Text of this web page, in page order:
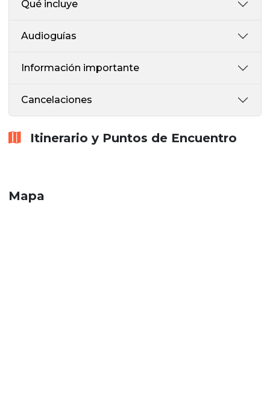
Qué incluye
Audioguías
Información importante
Cancelaciones
Itinerario y Puntos de Encuentro
Mapa